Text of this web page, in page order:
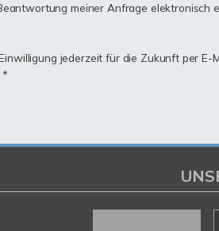
meiner Anfrage elektronisch
jederzeit für die Zukunft per E-
*